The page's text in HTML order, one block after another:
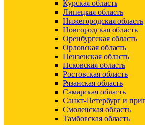
Курская область
Липецкая область
Нижегородская область
Новгородская область
Оренбургская область
Орловская область
Пензенская область
Псковская область
Ростовская область
Рязанская область
Самарская область
Санкт-Петербург и
Смоленская область
Тамбовская область